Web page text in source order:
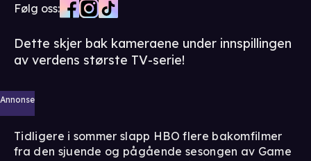
Følg oss:
Dette skjer bak kameraene under innspillingen
av verdens største TV-serie!
Annonse
Tidligere i sommer slapp HBO flere bakomfilmer
fra den sjuende og pågående sesongen av Game